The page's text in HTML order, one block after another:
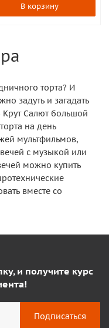
В корзину
торта? И
задуть и загадать
Салют большой
на день
мультфильмов,
с музыкой или
можно купить
вместе со
и получите курс